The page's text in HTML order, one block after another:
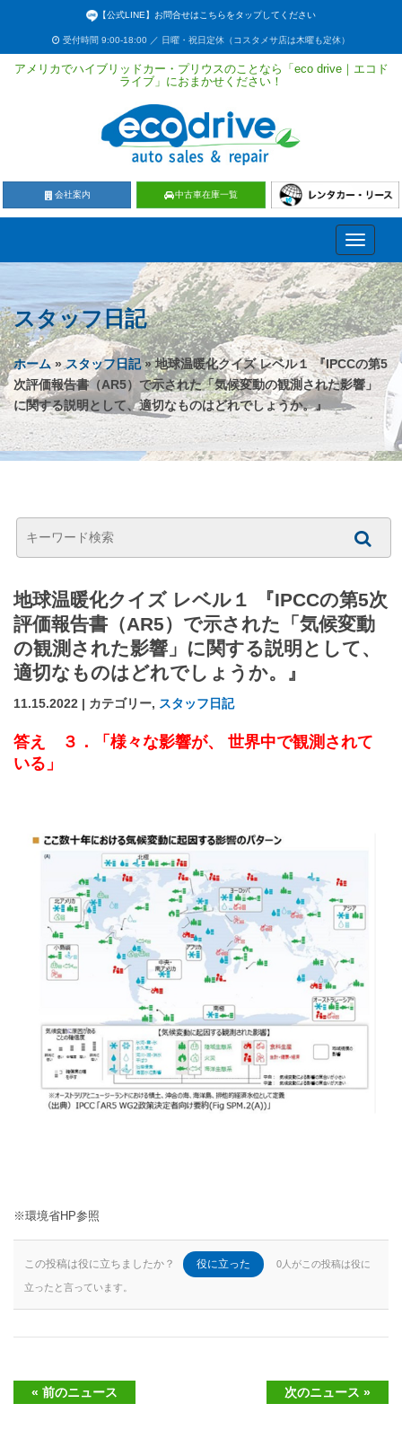
【公式LINE】お問合せはこちらをタップしてください
受付時間 9:00-18:00 ／ 日曜・祝日定休（コスタメサ店は木曜も定休）
アメリカでハイブリッドカー・プリウスのことなら「eco drive｜エコド
ライブ」におまかせください！
会社案内 中古車在庫一覧
Toggle
スタッフ日記
ホーム»スタッフ日記» 地球温暖化クイズ レベル１ 『IPCCの第5
次評価報告書（AR5）で示された「気候変動の観測された影響」
に関する説明として、適切なものはどれでしょうか。』
地球温暖化クイズ レベル１ 『IPCCの第5次
評価報告書（AR5）で示された「気候変動
の観測された影響」に関する説明として、
適切なものはどれでしょうか。』
11.15.2022 | カテゴリー, スタッフ日記
答え ３．「様々な影響が、 世界中で観測されて
いる 」
※環境省HP参照
この投稿は役に立ちましたか？ 役に立った 0人がこの投稿は役に
立ったと言っています。
« 前のニュース 次のニュース »